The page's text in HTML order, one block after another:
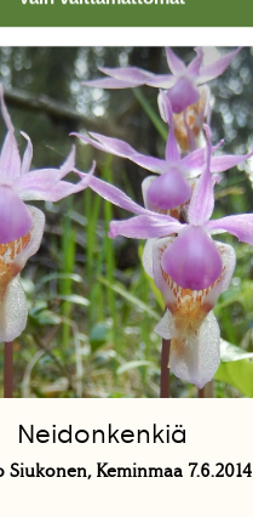
Neidonkenkiä
Siukonen, Keminmaa 7.6.2014